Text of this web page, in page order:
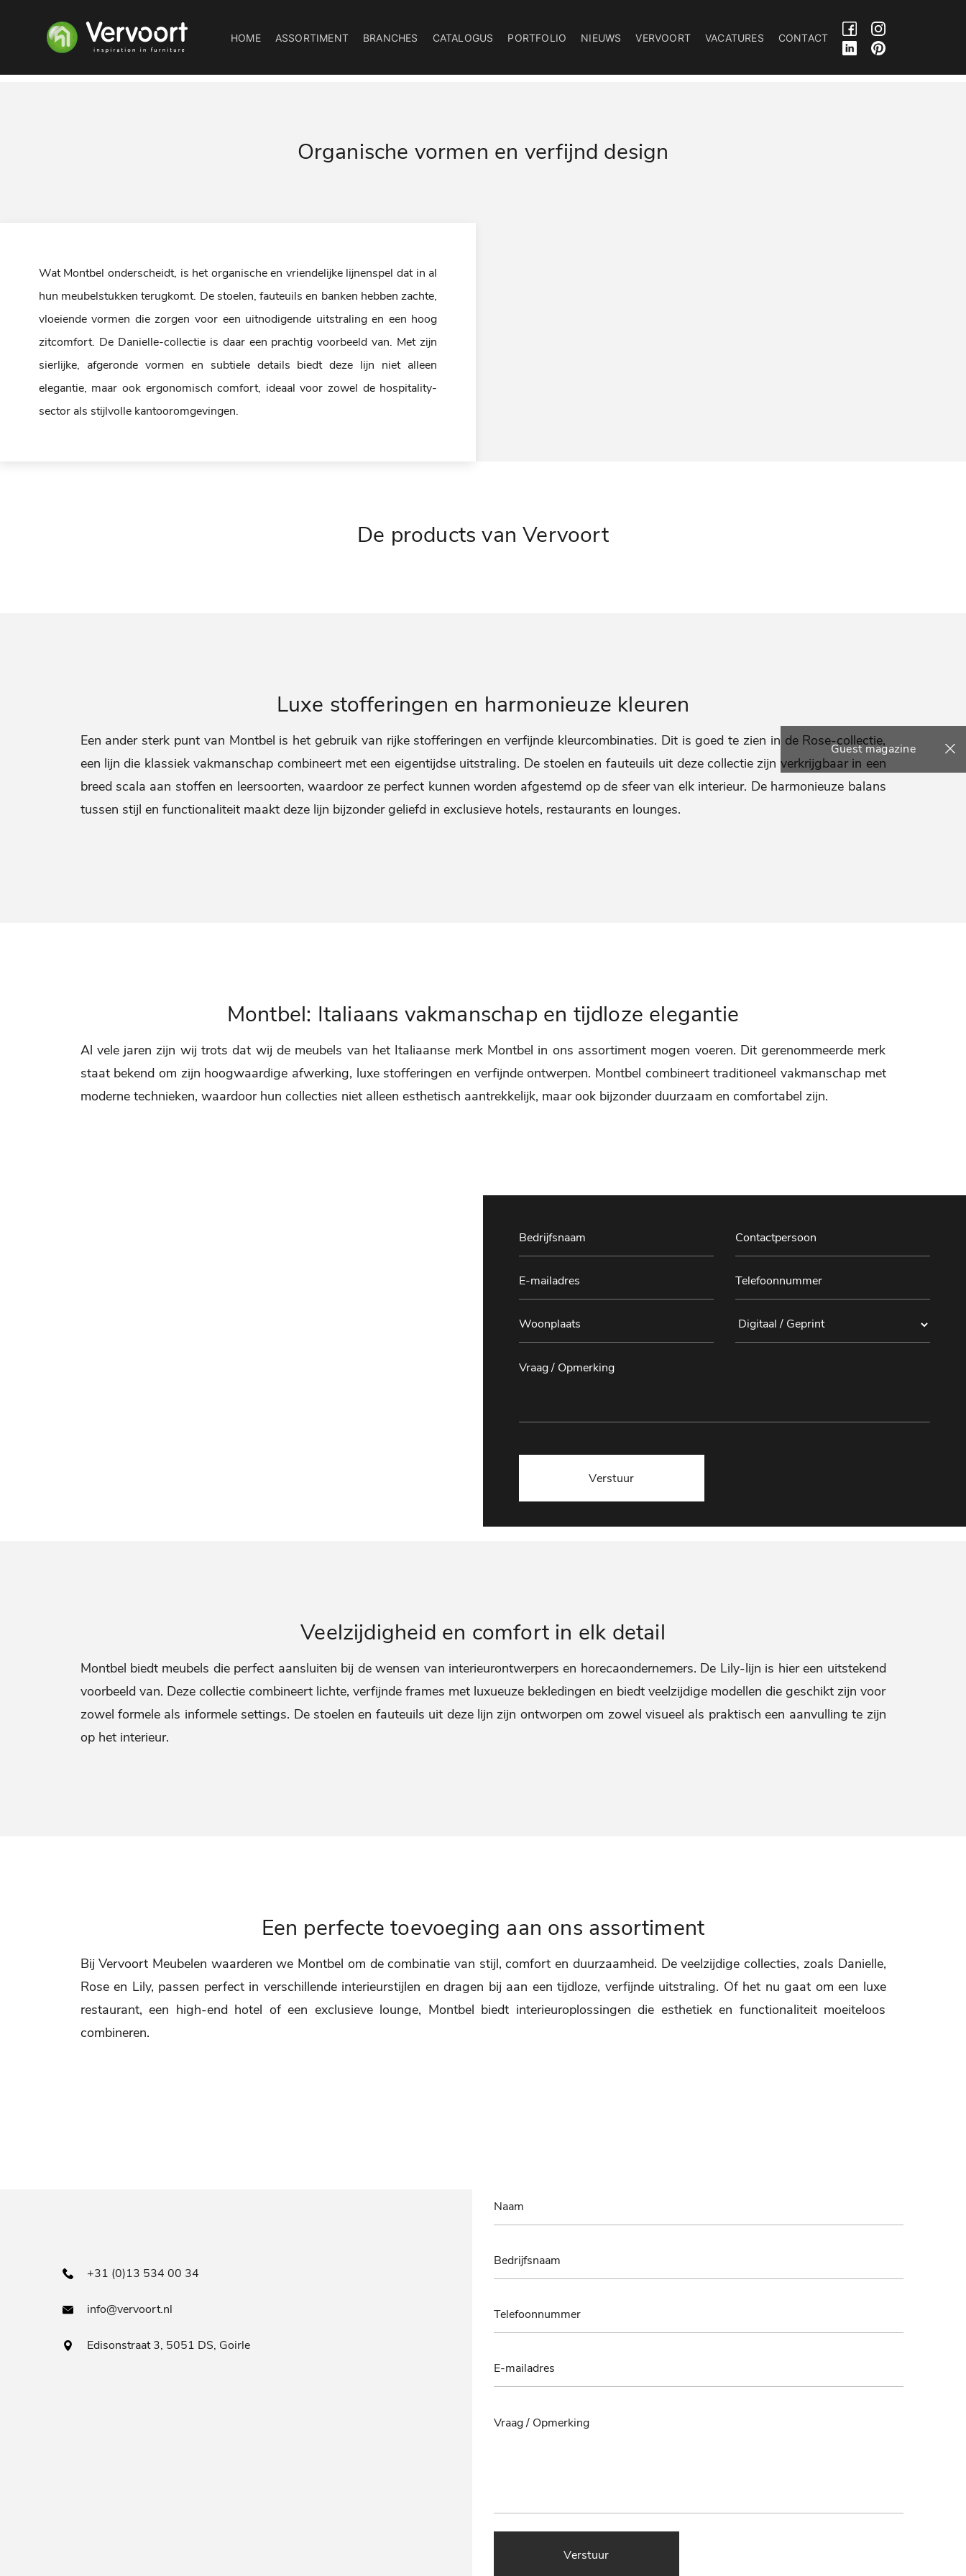
HOME ASSORTIMENT BRANCHES CATALOGUS PORTFOLIO NIEUWS VERVOORT VACATURES CONTACT
Guest magazine
Organische vormen en verfijnd design
Wat Montbel onderscheidt, is het organische en vriendelijke lijnenspel dat in al
hun meubelstukken terugkomt. De stoelen, fauteuils en banken hebben zachte,
vloeiende vormen die zorgen voor een uitnodigende uitstraling en een hoog
zitcomfort. De Danielle-collectie is daar een prachtig voorbeeld van. Met zijn
sierlijke, afgeronde vormen en subtiele details biedt deze lijn niet alleen
elegantie, maar ook ergonomisch comfort, ideaal voor zowel de hospitality-
sector als stijlvolle kantooromgevingen.
De products van Vervoort
Luxe stofferingen en harmonieuze kleuren
Een ander sterk punt van Montbel is het gebruik van rijke stofferingen en verfijnde kleurcombinaties. Dit is goed te zien in de Rose-collectie,
een lijn die klassiek vakmanschap combineert met een eigentijdse uitstraling. De stoelen en fauteuils uit deze collectie zijn verkrijgbaar in een
breed scala aan stoffen en leersoorten, waardoor ze perfect kunnen worden afgestemd op de sfeer van elk interieur. De harmonieuze balans
tussen stijl en functionaliteit maakt deze lijn bijzonder geliefd in exclusieve hotels, restaurants en lounges.
Montbel: Italiaans vakmanschap en tijdloze elegantie
Al vele jaren zijn wij trots dat wij de meubels van het Italiaanse merk Montbel in ons assortiment mogen voeren. Dit gerenommeerde merk
staat bekend om zijn hoogwaardige afwerking, luxe stofferingen en verfijnde ontwerpen. Montbel combineert traditioneel vakmanschap met
moderne technieken, waardoor hun collecties niet alleen esthetisch aantrekkelijk, maar ook bijzonder duurzaam en comfortabel zijn.
Verstuur
Veelzijdigheid en comfort in elk detail
Montbel biedt meubels die perfect aansluiten bij de wensen van interieurontwerpers en horecaondernemers. De Lily-lijn is hier een uitstekend
voorbeeld van. Deze collectie combineert lichte, verfijnde frames met luxueuze bekledingen en biedt veelzijdige modellen die geschikt zijn voor
zowel formele als informele settings. De stoelen en fauteuils uit deze lijn zijn ontworpen om zowel visueel als praktisch een aanvulling te zijn
op het interieur.
Een perfecte toevoeging aan ons assortiment
Bij Vervoort Meubelen waarderen we Montbel om de combinatie van stijl, comfort en duurzaamheid. De veelzijdige collecties, zoals Danielle,
Rose en Lily, passen perfect in verschillende interieurstijlen en dragen bij aan een tijdloze, verfijnde uitstraling. Of het nu gaat om een luxe
restaurant, een high-end hotel of een exclusieve lounge, Montbel biedt interieuroplossingen die esthetiek en functionaliteit moeiteloos
combineren.
+31 (0)13 534 00 34
info@vervoort.nl
Edisonstraat 3, 5051 DS, Goirle
Verstuur